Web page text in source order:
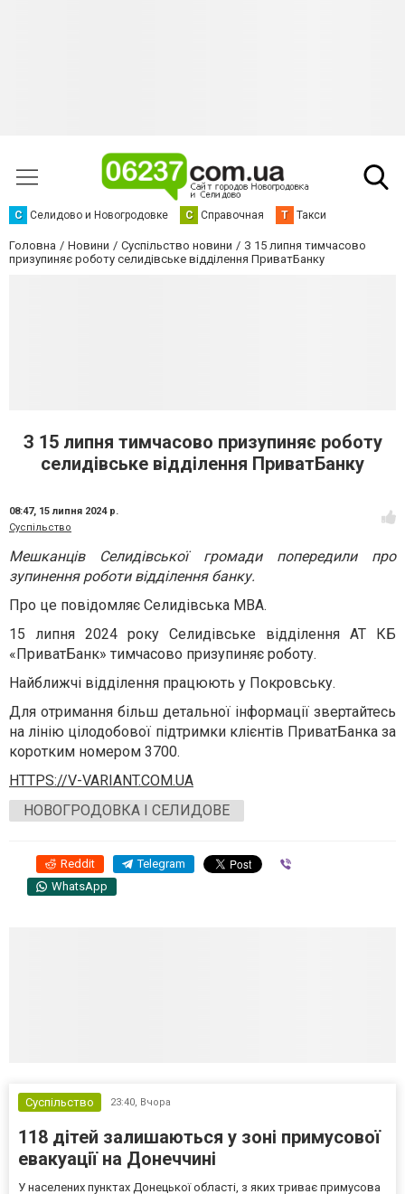
С Селидово и Новогродовке С Справочная Т Такси
Головна Новини Суспільство новини
З 15 липня тимчасово
призупиняє роботу селидівське відділення ПриватБанку
З 15 липня тимчасово призупиняє роботу
селидівське відділення ПриватБанку
08:47, 15 липня 2024 р.
Суспільство
Мешканців Селидівської громади попередили про
зупинення роботи відділення банку.
Про це повідомляє Селидівська МВА.
15 липня 2024 року Селидівське відділення АТ КБ
«ПриватБанк» тимчасово призупиняє роботу.
Найближчі відділення працюють у Покровську.
Для отримання більш детальної інформації звертайтесь
на лінію цілодобової підтримки клієнтів ПриватБанка за
коротким номером 3700.
HTTPS://V-VARIANT.COM.UA
НОВОГРОДОВКА І СЕЛИДОВЕ
Reddit Telegram
WhatsApp
Суспільство 23:40, Вчора
118 дітей залишаються у зоні примусової
евакуації на Донеччині
У населених пунктах Донецької області, з яких триває примусова